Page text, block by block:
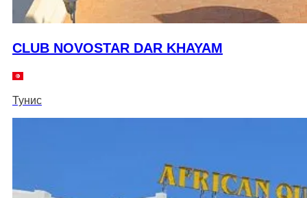
CLUB NOVOSTAR DAR KHAYAM
Тунис